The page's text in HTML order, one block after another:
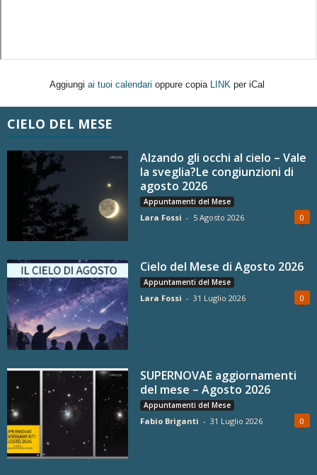
Aggiungi ai tuoi calendari oppure copia LINK per iCal
CIELO DEL MESE
Alzando gli occhi al cielo – Vale
la sveglia?Le congiunzioni di
agosto 2026
Appuntamenti del Mese
Lara Fossi - 5 Agosto 2026 0
Cielo del Mese di Agosto 2026
Appuntamenti del Mese
Lara Fossi - 31 Luglio 2026 0
SUPERNOVAE aggiornamenti
del mese – Agosto 2026
Appuntamenti del Mese
Fabio Briganti - 31 Luglio 2026 0